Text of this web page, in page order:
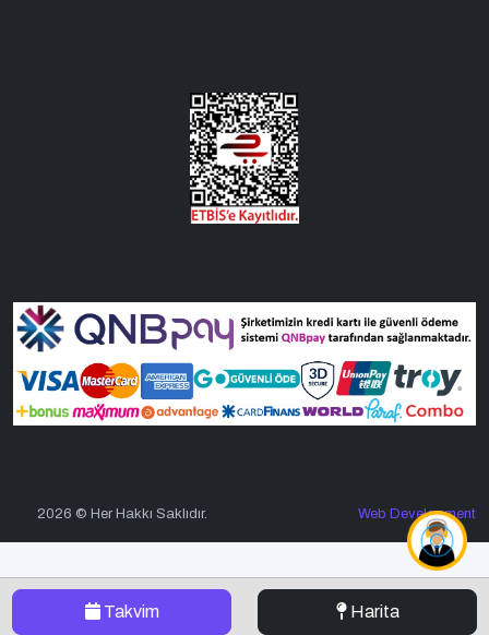
Takvim Harita
2026 © Her Hakkı Saklıdır. Web Development